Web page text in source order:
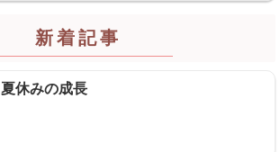
新着記事
夏休みの成長